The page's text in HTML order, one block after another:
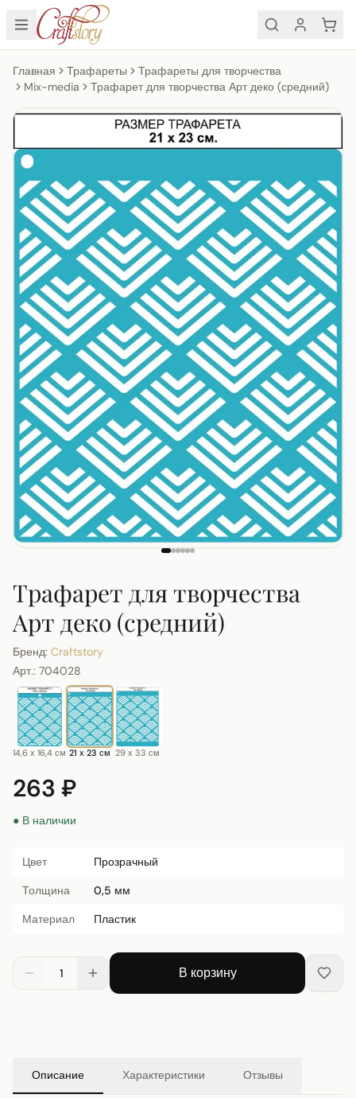
Главная Трафареты
Трафареты для творчества
Mix-media
Трафарет для творчества Арт деко (средний)
Трафарет для творчества
Арт деко (средний)
Бренд: Craftstory
Арт.: 704028
14,6 х 16,4 см 21 х 23 см 29 х 33 см
263 ₽
● В наличии
Цвет
Прозрачный
Толщина
0,5 мм
Материал
Пластик
1 В корзину
Описание Характеристики Отзывы